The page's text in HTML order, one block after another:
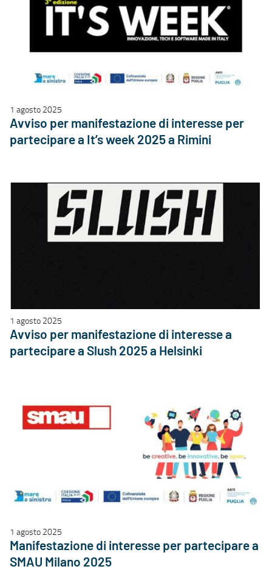
1 agosto 2025
Avviso per manifestazione di interesse per
partecipare a It’s week 2025 a Rimini
1 agosto 2025
Avviso per manifestazione di interesse a
partecipare a Slush 2025 a Helsinki
1 agosto 2025
Manifestazione di interesse per partecipare a
SMAU Milano 2025